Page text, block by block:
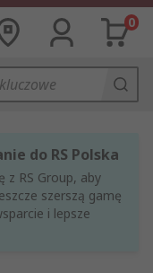
0
do RS Polska
z RS Group, aby
szerszą gamę
i lepsze